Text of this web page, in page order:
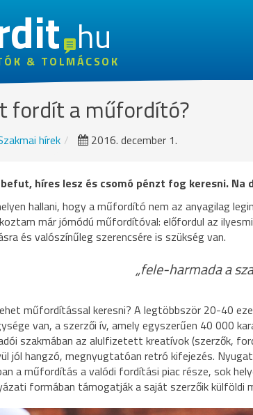
hu
& TOLMÁCSOK
fordít a műfordító?
hírek 2016. december 1.
híres lesz és csomó pénzt fog keresni.
hallani, hogy a műfordító nem az anyagilag
már jómódú műfordítóval: előfordul az
és valószínűleg szerencsére is szükség van.
„fele-harmada a
műfordítással keresni? A legtöbbször 20-40
van, a szerzői ív, amely egyszerűen 40 000
szakmában az alulfizetett kreatívok (szerzők,
jól hangzó, megnyugtatóan retró kifejezés.
a műfordítás a valódi fordítási piac része, sok
formában támogatják a saját szerzőik külföldi